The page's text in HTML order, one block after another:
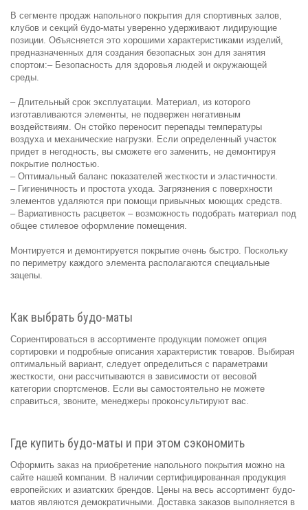
В сегменте продаж напольного покрытия для спортивных залов,
клубов и секций будо-маты уверенно удерживают лидирующие
позиции. Объясняется это хорошими характеристиками изделий,
предназначенных для создания безопасных зон для занятия
спортом:– Безопасность для здоровья людей и окружающей
среды.
– Длительный срок эксплуатации. Материал, из которого
изготавливаются элементы, не подвержен негативным
воздействиям. Он стойко переносит перепады температуры
воздуха и механические нагрузки. Если определенный участок
придет в негодность, вы сможете его заменить, не демонтируя
покрытие полностью.
– Оптимальный баланс показателей жесткости и эластичности.
– Гигиеничность и простота ухода. Загрязнения с поверхности
элементов удаляются при помощи привычных моющих средств.
– Вариативность расцветок – возможность подобрать материал под
общее стилевое оформление помещения.
Монтируется и демонтируется покрытие очень быстро. Поскольку
по периметру каждого элемента располагаются специальные
зацепы.
Как выбрать будо-маты
Сориентироваться в ассортименте продукции поможет опция
сортировки и подробные описания характеристик товаров. Выбирая
оптимальный вариант, следует определиться с параметрами
жесткости, они рассчитываются в зависимости от весовой
категории спортсменов. Если вы самостоятельно не можете
справиться, звоните, менеджеры проконсультируют вас.
Где купить будо-маты и при этом сэкономить
Оформить заказ на приобретение напольного покрытия можно на
сайте нашей компании. В наличии сертифицированная продукция
европейских и азиатских брендов. Цены на весь ассортимент будо-
матов являются демократичными. Доставка заказов выполняется в